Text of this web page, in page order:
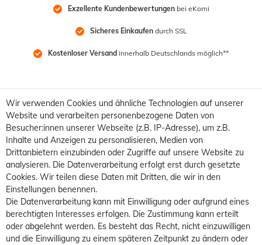
Exzellente Kundenbewertungen bei eKomi
Sicheres Einkaufen durch SSL
Kostenloser Versand innerhalb Deutschlands möglich**
Wir verwenden Cookies und ähnliche Technologien auf unserer
Website und verarbeiten personenbezogene Daten von
Besucher:innen unserer Webseite (z.B. IP-Adresse), um z.B.
Inhalte und Anzeigen zu personalisieren, Medien von
Drittanbietern einzubinden oder Zugriffe auf unsere Website zu
analysieren. Die Datenverarbeitung erfolgt erst durch gesetzte
Cookies. Wir teilen diese Daten mit Dritten, die wir in den
Einstellungen benennen.
Die Datenverarbeitung kann mit Einwilligung oder aufgrund eines
berechtigten Interesses erfolgen. Die Zustimmung kann erteilt
oder abgelehnt werden. Es besteht das Recht, nicht einzuwilligen
und die Einwilligung zu einem späteren Zeitpunkt zu ändern oder